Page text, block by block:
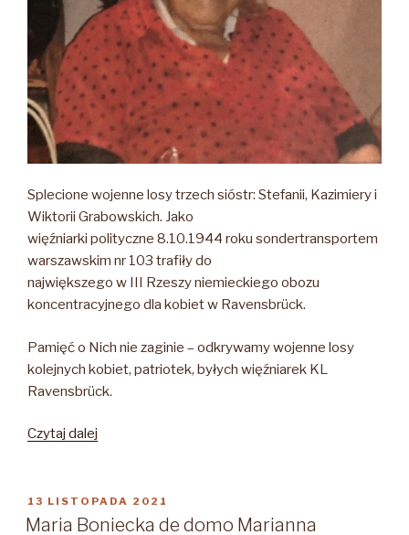
Splecione wojenne losy trzech sióstr: Stefanii, Kazimiery i
Wiktorii Grabowskich. Jako
więźniarki polityczne 8.10.1944 roku sondertransportem
warszawskim nr 103 trafiły do
największego w III Rzeszy niemieckiego obozu
koncentracyjnego dla kobiet w Ravensbrück.
Pamięć o Nich nie zaginie – odkrywamy wojenne losy
kolejnych kobiet, patriotek, byłych więźniarek KL
Ravensbrück.
Czytaj dalej
LOSY
WOJENNE
OPUBLIKOWANE
W
13 LISTOPADA 2021
Maria Boniecka de domo Marianna